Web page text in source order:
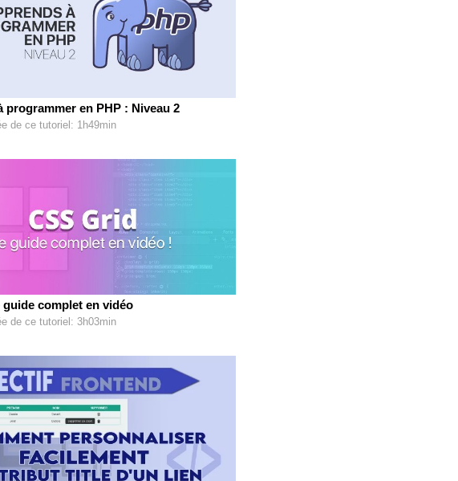
programmer en PHP : Niveau 2
de ce tutoriel: 1h49min
guide complet en vidéo
de ce tutoriel: 3h03min